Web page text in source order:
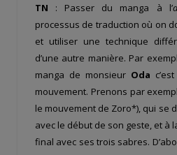
TN : Passer du manga à l’
processus de traduction où on
et utiliser une technique
d’une autre manière. Par
manga de monsieur Oda
mouvement. Prenons par
le mouvement de Zoro*), qui se
avec le début de son geste, et à
final avec ses trois sabres.